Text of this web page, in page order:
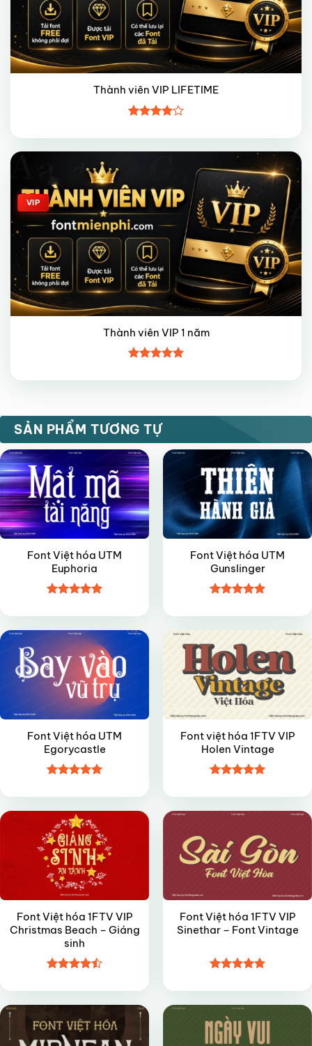
Thành viên VIP LIFETIME
xếp hạng
45 sao
Giảm giá!
VIP
Thành viên VIP 1 năm
hạng55
SẢN PHẨM TƯƠNG TỰ
VIP
Font Việt hóa UTM
Euphoria
hạng4.95
sao
Font Việt hóa UTM
Gunslinger
hạng4.95
Font Việt hóa UTM
Egorycastle
hạng55
sao
Font việt hóa 1FTV VIP
Holen Vintage
hạng4.95
5 sao
Font Việt hóa 1FTV VIP
Christmas Beach – Giáng
sinh
hạng4.45
5 sao
Font Việt hóa 1FTV VIP
Sinethar – Font Vintage
hạng4.85
5 sao